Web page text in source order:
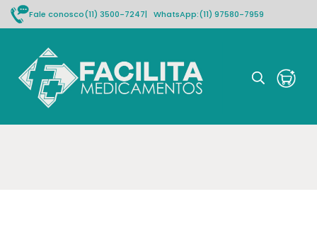
Fale conosco(11) 3500-7247| WhatsApp:(11) 97580-7959